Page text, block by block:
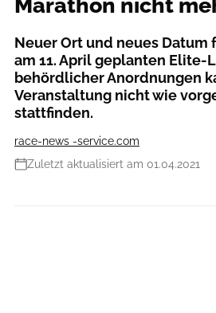
Neuer Ort und neues
am 11. April geplanten Elite-
behördlicher Anordnungen
Veranstaltung nicht wie
stattfinden.
race-news -service.com
Zuletzt aktualisiert am 01.04.2021